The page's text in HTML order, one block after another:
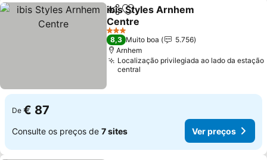
PartilharAdicionar aos favoritos
ibis Styles Arnhem
Centre
Ver preços
3 Estrelas
8,3 Muito boa
5.756
Arnhem
Localização privilegiada ao lado da estação
central
De € 87
Consulte os preços de 7 sites Ver preços